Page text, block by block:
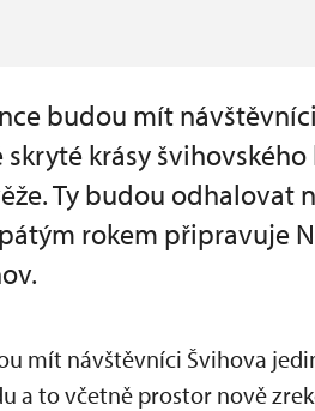
budou mít
krásy
Ty budou odhalovat
rokem připravuje
mít návštěvníci Švihova
a to včetně prostor nově